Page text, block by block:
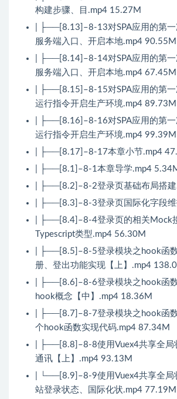
构建步骤、目.mp4 15.27M
| ├──[8.13]–8-13对SPA应用的第一
服务端入口、开启本地.mp4 90.55M
| ├──[8.14]–8-14对SPA应用的第一
服务端入口、开启本地.mp4 67.45M
| ├──[8.15]–8-15对SPA应用的第一
运行指令开启生产环境.mp4 89.73M
| ├──[8.16]–8-16对SPA应用的第一
运行指令开启生产环境.mp4 99.39M
| ├──[8.17]–8-17本章小节.mp4
| ├──[8.1]–8-1本章导学.mp4
| ├──[8.2]–8-2登录页基础布局搭
| ├──[8.3]–8-3登录页国际化字段
| ├──[8.4]–8-4登录页的相关Mock
Typescript类型.mp4 56.30M
| ├──[8.5]–8-5登录模块之hook函
册、登出功能实现【上】.mp4
| ├──[8.6]–8-6登录模块之hook函
hook概念【中】.mp4 18.36M
| ├──[8.7]–8-7登录模块之hook函
个hook函数实现代码.mp4 87.34M
| ├──[8.8]–8-8使用Vuex4共享全局
通讯【上】.mp4 93.13M
| └──[8.9]–8-9使用Vuex4共享全局
站登录状态、国际化状.mp4 77.19M